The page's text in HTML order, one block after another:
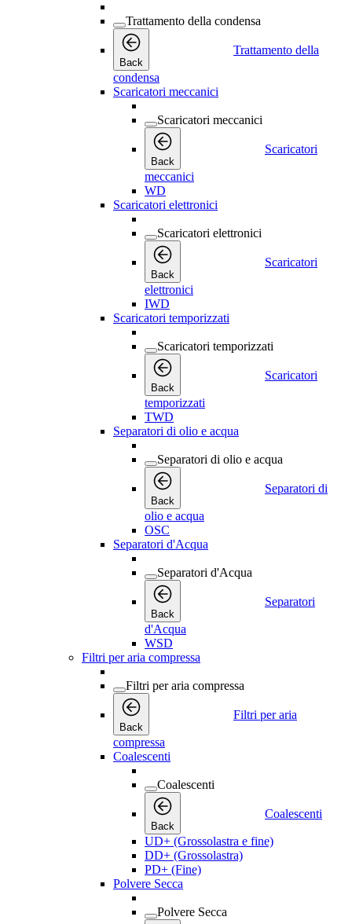
Trattamento della condensa
Back
Trattamento della
condensa
Scaricatori meccanici
Scaricatori meccanici
Back
Scaricatori
meccanici
WD
Scaricatori elettronici
Scaricatori elettronici
Back
Scaricatori
elettronici
IWD
Scaricatori temporizzati
Scaricatori temporizzati
Back
Scaricatori
temporizzati
TWD
Separatori di olio e acqua
Separatori di olio e acqua
Back
Separatori di
olio e acqua
OSC
Separatori d'Acqua
Separatori d'Acqua
Back
Separatori
d'Acqua
WSD
Filtri per aria compressa
Filtri per aria compressa
Back
Filtri per aria
compressa
Coalescenti
Coalescenti
Back
Coalescenti
UD+ (Grossolastra e fine)
DD+ (Grossolastra)
PD+ (Fine)
Polvere Secca
Polvere Secca